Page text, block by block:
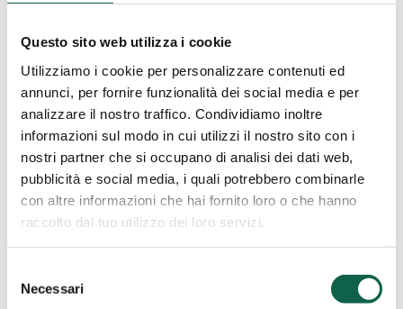
Questo sito web utilizza i cookie
Utilizziamo i cookie per personalizzare contenuti ed
annunci, per fornire funzionalità dei social media e per
analizzare il nostro traffico. Condividiamo inoltre
informazioni sul modo in cui utilizzi il nostro sito con i
nostri partner che si occupano di analisi dei dati web,
pubblicità e social media, i quali potrebbero combinarle
con altre informazioni che hai fornito loro o che hanno
raccolto dal tuo utilizzo dei loro servizi.
delNecessari
Alliance Farmacia Comunale
Lucca 24 Ore
Piazza Curtatone, 7 55100, Lucca, LU
0583/491398
Copertura H24 anche nei giorni festivi
Alliance
Comunale
Lucca
24
Ore
Alliance